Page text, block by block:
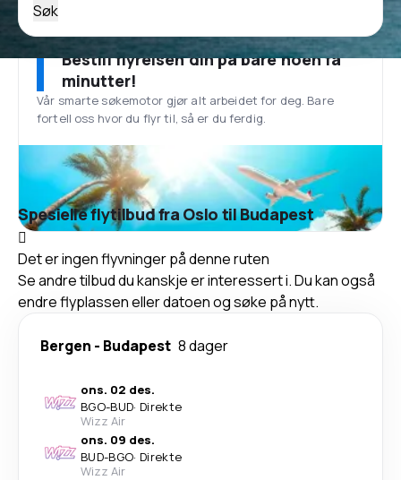
Søk
Bestill flyreisen din på bare noen få
minutter!
Vår smarte søkemotor gjør alt arbeidet for deg. Bare
fortell oss hvor du flyr til, så er du ferdig.
Spesielle flytilbud fra Oslo til Budapest
Det er ingen flyvninger på denne ruten
Se andre tilbud du kanskje er interessert i. Du kan også
endre flyplassen eller datoen og søke på nytt.
Bergen - Budapest 8 dager
ons. 02 des.
BGO-BUD· Direkte
Wizz Air
ons. 09 des.
BUD-BGO· Direkte
Wizz Air